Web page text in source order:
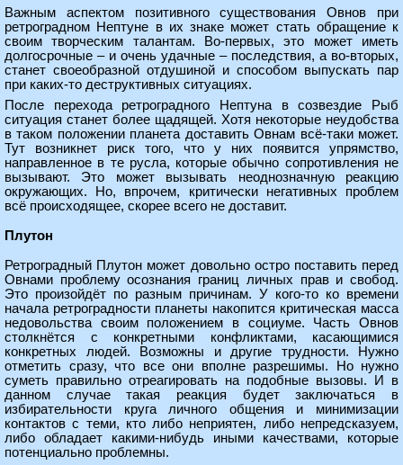
Важным аспектом позитивного существования Овнов при
ретроградном Нептуне в их знаке может стать обращение к
своим творческим талантам. Во-первых, это может иметь
долгосрочные – и очень удачные – последствия, а во-вторых,
станет своеобразной отдушиной и способом выпускать пар
при каких-то деструктивных ситуациях.
После перехода ретроградного Нептуна в созвездие Рыб
ситуация станет более щадящей. Хотя некоторые неудобства
в таком положении планета доставить Овнам всё-таки может.
Тут возникнет риск того, что у них появится упрямство,
направленное в те русла, которые обычно сопротивления не
вызывают. Это может вызывать неоднозначную реакцию
окружающих. Но, впрочем, критически негативных проблем
всё происходящее, скорее всего не доставит.
Плутон
Ретроградный Плутон может довольно остро поставить перед
Овнами проблему осознания границ личных прав и свобод.
Это произойдёт по разным причинам. У кого-то ко времени
начала ретроградности планеты накопится критическая масса
недовольства своим положением в социуме. Часть Овнов
столкнётся с конкретными конфликтами, касающимися
конкретных людей. Возможны и другие трудности. Нужно
отметить сразу, что все они вполне разрешимы. Но нужно
суметь правильно отреагировать на подобные вызовы. И в
данном случае такая реакция будет заключаться в
избирательности круга личного общения и минимизации
контактов с теми, кто либо неприятен, либо непредсказуем,
либо обладает какими-нибудь иными качествами, которые
потенциально проблемны.